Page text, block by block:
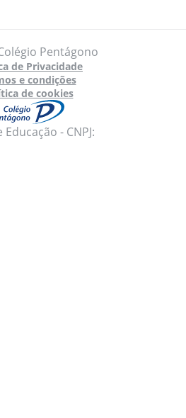
Pentágono
de Privacidade
e condições
de cookies
- CNPJ: